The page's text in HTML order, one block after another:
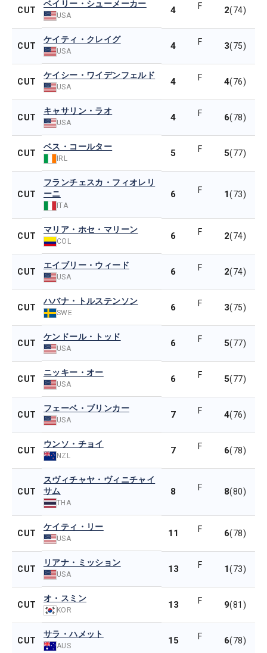
CUT
ベイリー・シューメーカー
USA 4 F 2(74)
CUT
ケイティ・クレイグ
USA 4 F 3(75)
CUT
ケイシー・ワイデンフェルド
USA 4 F 4(76)
CUT
キャサリン・ラオ
USA 4 F 6(78)
CUT
ベス・コールター
IRL 5 F 5(77)
CUT
フランチェスカ・フィオレリ
ーニ
ITA
6 F 1(73)
CUT
マリア・ホセ・マリーン
COL 6 F 2(74)
CUT
エイブリー・ウィード
USA 6 F 2(74)
CUT
ハバナ・トルステンソン
SWE 6 F 3(75)
CUT
ケンドール・トッド
USA 6 F 5(77)
CUT
ニッキー・オー
USA 6 F 5(77)
CUT
フェーベ・ブリンカー
USA 7 F 4(76)
CUT
ウンソ・チョイ
NZL 7 F 6(78)
CUT
スヴィチャヤ・ヴィニチャイ
サム
THA
8 F 8(80)
CUT
ケイティ・リー
USA 11 F 6(78)
CUT
リアナ・ミッション
USA 13 F 1(73)
CUT
オ・スミン
KOR 13 F 9(81)
CUT
サラ・ハメット
AUS 15 F 6(78)